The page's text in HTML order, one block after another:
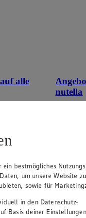
alle
nutella
ein bestmögliches
um unsere Website zu
sowie für
in den Datenschutz-
Basis deiner